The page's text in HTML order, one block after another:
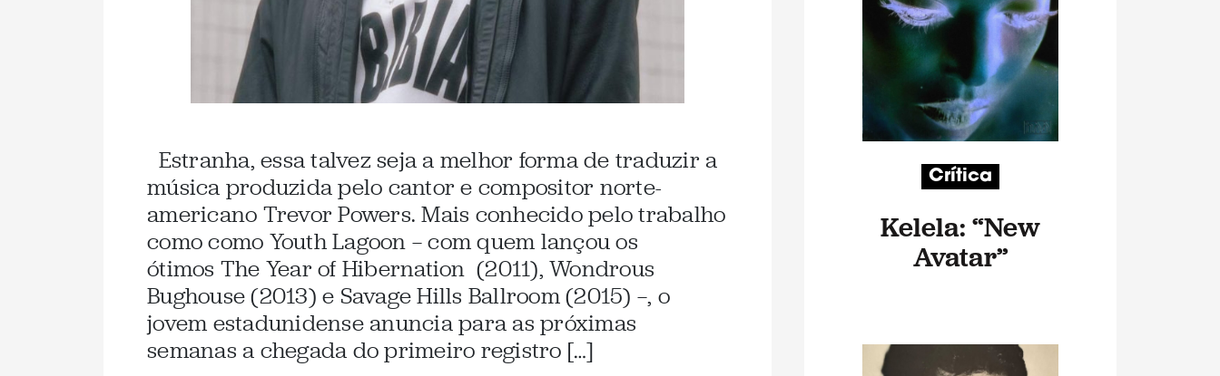
Estranha, essa talvez seja a melhor forma de traduzir a
música produzida pelo cantor e compositor norte-
americano Trevor Powers. Mais conhecido pelo trabalho
como como Youth Lagoon — com quem lançou os
ótimos The Year of Hibernation (2011), Wondrous
Bughouse (2013) e Savage Hills Ballroom (2015) —, o
jovem estadunidense anuncia para as próximas
semanas a chegada do primeiro registro […]
Crítica
Kelela: “New
Avatar”